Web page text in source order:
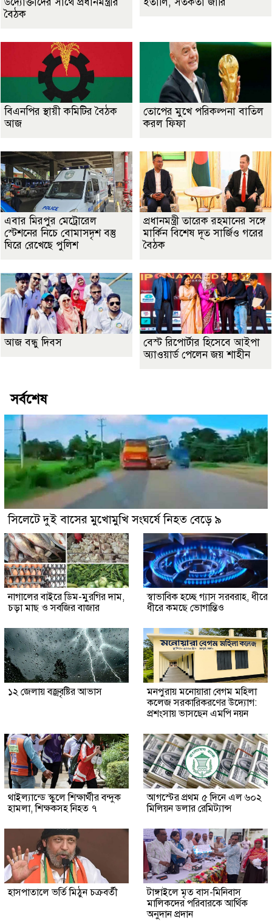
বৈঠক
বিএনপির স্থায়ী কমিটির বৈঠক
আজ
তোপের মুখে পরিকল্পনা বাতিল
করল ফিফা
এবার মিরপুর মেট্রোরেল
স্টেশনের নিচে বোমাসদৃশ বস্তু
ঘিরে রেখেছে পুলিশ
প্রধানমন্ত্রী তারেক রহমানের সঙ্গে
মার্কিন বিশেষ দূত সার্জিও গরের
বৈঠক
আজ বন্ধু দিবস
বেস্ট রিপোর্টার হিসেবে আইপা
অ্যাওয়ার্ড পেলেন জয় শাহীন
সর্বশেষ
সিলেটে দুই বাসের মুখোমুখি সংঘর্ষে নিহত বেড়ে ৯
নাগালের বাইরে ডিম-মুরগির দাম,
চড়া মাছ ও সবজির বাজার
স্বাভাবিক হচ্ছে গ্যাস সরবরাহ, ধীরে
ধীরে কমছে ভোগান্তিও
১২ জেলায় বজ্রবৃষ্টির আভাস
মনপুরায় মনোয়ারা বেগম মহিলা
কলেজ সরকারিকরণের উদ্যোগ:
প্রশংসায় ভাসছেন এমপি নয়ন
থাইল্যান্ডে স্কুলে শিক্ষার্থীর বন্দুক
হামলা, শিক্ষকসহ নিহত ৭
আগস্টের প্রথম ৫ দিনে এল ৬০২
মিলিয়ন ডলার রেমিট্যান্স
হাসপাতালে ভর্তি মিঠুন চক্রবর্তী
টাঙ্গাইলে মৃত বাস-মিনিবাস
মালিকদের পরিবারকে আর্থিক
অনুদান প্রদান